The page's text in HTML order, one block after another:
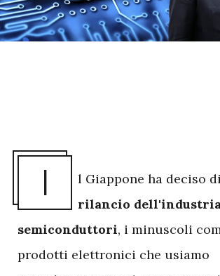
I
l Giappone ha deciso
rilancio
semiconduttori, i minuscoli
prodotti elettronici che usiamo